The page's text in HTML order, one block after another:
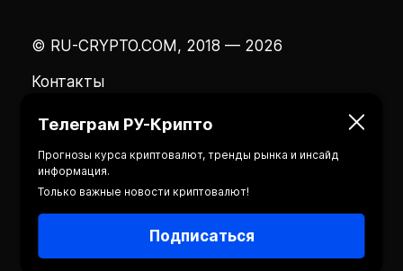
© RU-CRYPTO.COM, 2018 — 2026
Контакты
Телеграм РУ-Крипто
Прогнозы курса криптовалют, тренды рынка и инсайд
информация.
Только важные новости криптовалют!
Подписаться